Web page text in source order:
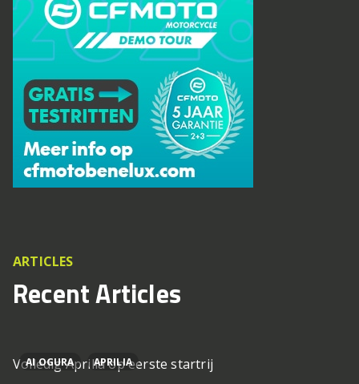
ARTICLES
Recent Articles
AI OGURA APRILIA
Volledig Aprilia op eerste startrij